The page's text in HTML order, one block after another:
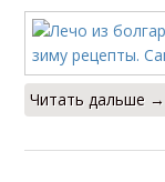
Читать дальше →